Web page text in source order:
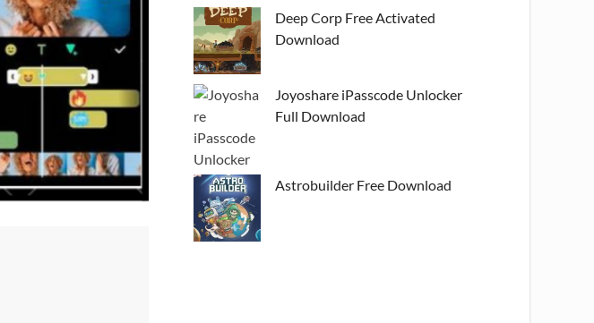
Deep Corp Free Activated
Download
Joyoshare iPasscode Unlocker
Full Download
Astrobuilder Free Download